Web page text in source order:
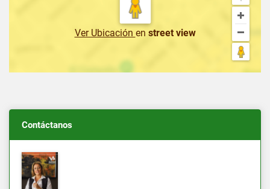
Ver Ubicación en street view
Contáctanos